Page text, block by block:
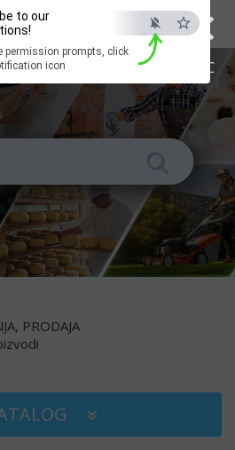
×
ESC
to our
permission prompts, click
icon
PRODAJA